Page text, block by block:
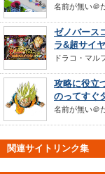
名前が無い＠
ゼノバース
ラ&超サイ
ドラコ・マル
攻略に役立
のってすぐ
名前が無い＠
関連サイトリンク集